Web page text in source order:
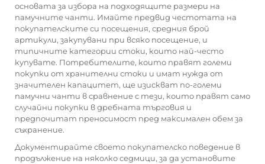
основата за избора на подходящите размери на
памучните чанти. Имайте предвид честотата на
покупателските си посещения, средния брой
артикули, закупувани при всяко посещение, и
типичните категории стоки, които най-често
купувате. Потребителите, които правят големи
покупки от хранителни стоки и имат нужда от
значителен капацитет, ще изискват по-големи
памучни чанти в сравнение с тези, които правят само
случайни покупки в дребната търговия и
предпочитат преносимост пред максимален обем за
съхранение.
Документирайте своето покупателско поведение в
продължение на няколко седмици, за да установите